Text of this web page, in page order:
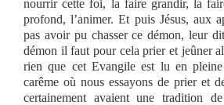
nourrir cette foi, la faire grandir, la
profond, l’animer. Et puis Jésus, aux
pas avoir pu chasser ce démon, leur
démon il faut pour cela prier et jeûner
rien que cet Evangile est lu en
carême où nous essayons de prier et
certainement avaient une tradition